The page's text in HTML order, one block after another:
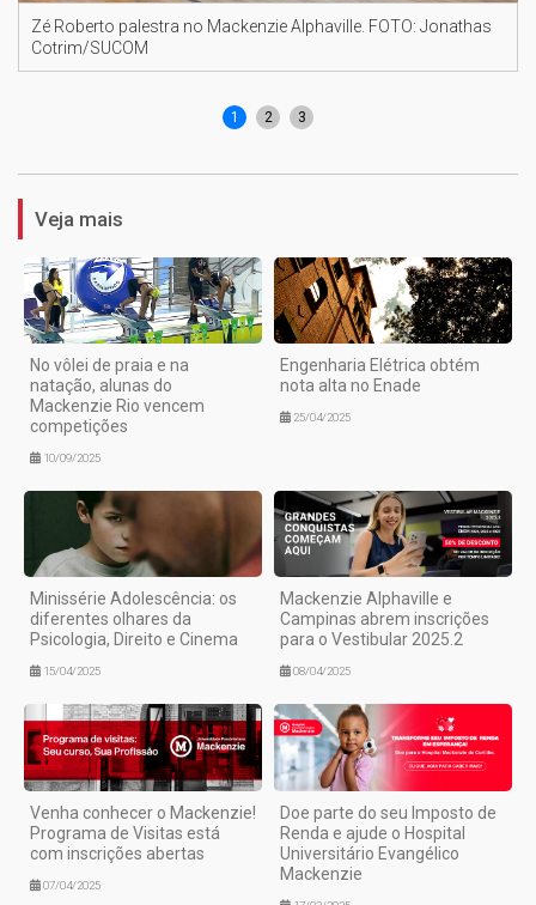
Zé Roberto palestra no Mackenzie Alphaville. FOTO: Jonathas
Cotrim/SUCOM
1 2 3
Veja mais
No vôlei de praia e na
natação, alunas do
Mackenzie Rio vencem
competições
10/09/2025
Engenharia Elétrica obtém
nota alta no Enade
25/04/2025
Minissérie Adolescência: os
diferentes olhares da
Psicologia, Direito e Cinema
15/04/2025
Mackenzie Alphaville e
Campinas abrem inscrições
para o Vestibular 2025.2
08/04/2025
Venha conhecer o Mackenzie!
Programa de Visitas está
com inscrições abertas
07/04/2025
Doe parte do seu Imposto de
Renda e ajude o Hospital
Universitário Evangélico
Mackenzie